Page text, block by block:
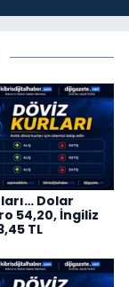
Dolar
54,20, İngiliz
TL